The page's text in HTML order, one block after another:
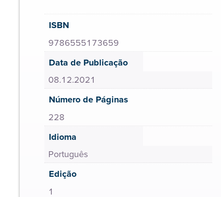
ISBN
9786555173659
Data de Publicação
08.12.2021
Número de Páginas
228
Idioma
Português
Edição
1